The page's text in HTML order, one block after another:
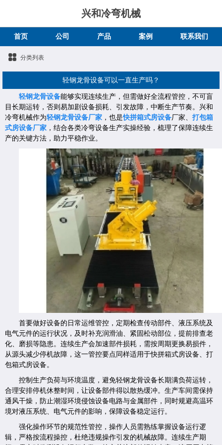
兴和冷弯机械
首页 公司 产品 案例 联系我们
分类列表
轻钢龙骨设备可以一直生产吗？
轻钢龙骨设备能够实现连续生产，但需做好全流程管控，不可盲
目长期运转，否则易加剧设备损耗、引发故障，中断生产节奏。兴和
冷弯机械作为轻钢龙骨设备厂家 ，也是快拼箱式房设备厂家、 打包箱
式房设备厂家 ，结合各类冷弯设备生产实操经验，梳理了保障连续生
产的关键方法，助力平稳作业。
首要做好设备的日常运维管控，定期检查传动部件、液压系统及
电气元件的运行状况，及时补充润滑油、紧固松动部位，提前排查老
化、磨损等隐患。连续生产会加速部件损耗，需按周期更换易损件，
从源头减少停机故障，这一管控要点同样适用于快拼箱式房设备、打
包箱式房设备。
控制生产负荷与环境温度，避免轻钢龙骨设备长期满负荷运转，
合理安排停机休整时间，让设备部件得以散热缓冲。生产车间需保持
通风干燥，防止潮湿环境侵蚀设备电路与金属部件，同时规避高温环
境对液压系统、电气元件的影响，保障设备稳定运行。
强化操作环节的规范性管控，操作人员需熟练掌握设备运行逻
辑，严格按流程操控，杜绝违规操作引发的机械故障。连续生产期